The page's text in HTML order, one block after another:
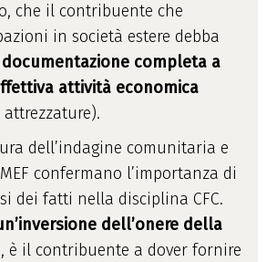
che il contribuente che
in società estere debba
documentazione completa a
attività economica
dell’indagine comunitaria e
confermano l’importanza di
dei fatti nella disciplina CFC.
dell’onere della
è il contribuente a dover fornire